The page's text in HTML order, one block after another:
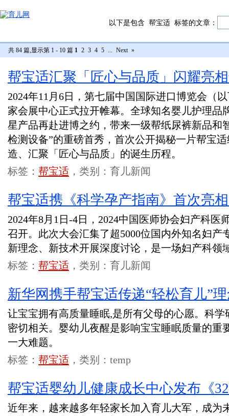
以下是包含 帮宝适 标签的文章：
共 84 篇,显示第 1 - 10 篇 1 2 3 4 5 ... Next »
帮宝适汇聚「匠心与品质」闪耀亮
2024年11月6日，第七届中国国际进口博览会（
家会展中心正式拉开帷幕。全球知名婴儿护理
星产品再赴进博之约，带来一级帮纸尿裤新品和
检测设备”的重磅首秀，首次公开揭秘一片帮宝
造、汇聚「匠心与品质」的诞生历程。
标签： 帮宝适 ，类别：育儿新闻
帮宝适携《科学孕产指南》首次亮
2024年8月1日-4日，2024中国医师协会妇产科医
召开。此次大会汇集了超5000位国内外知名妇产
新理念、新技术开展深度讨论，是一场妇产科领
标签： 帮宝适 ，类别：育儿新闻
新华网携手帮宝适传递“轻松育儿”
让宝宝拥有高质量睡眠,是所有父母的心愿。科
密切相关。婴幼儿夜醒是影响宝宝睡眠质量的重
一大难题。
标签： 帮宝适 ，类别：temp
帮宝适婴幼儿健康成长中心发布《
近年来，越来越多年轻家长加入育儿大军，成为